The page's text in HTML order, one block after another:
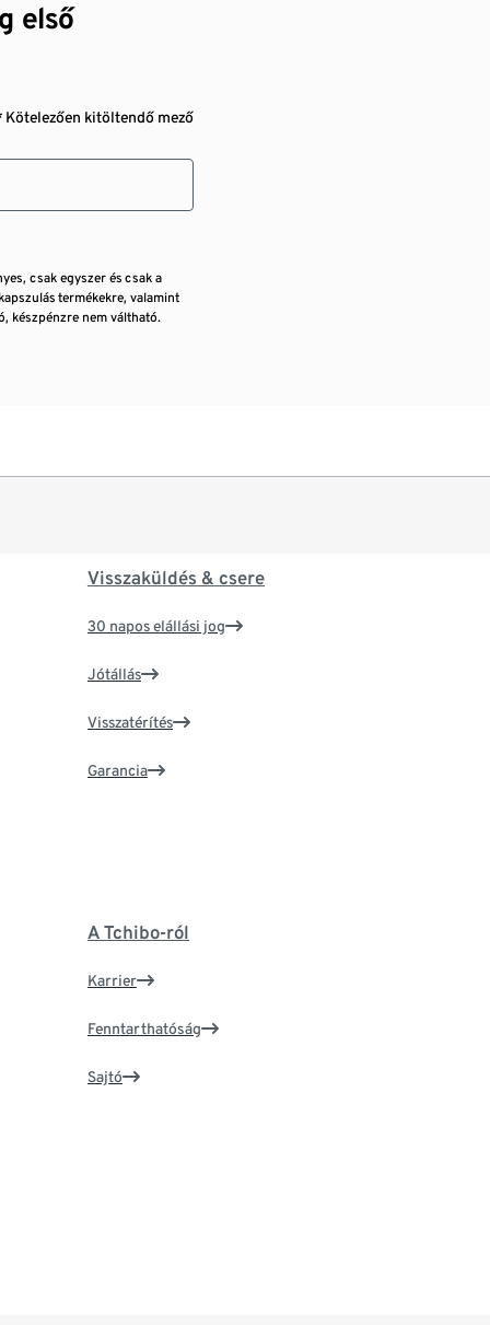
első
Kötelezően kitöltendő mező
csak egyszer és csak a
termékekre, valamint
készpénzre nem váltható.
Visszaküldés & csere
30 napos elállási jog
Jótállás
Visszatérítés
Garancia
A Tchibo-ról
Karrier
Fenntarthatóság
Sajtó